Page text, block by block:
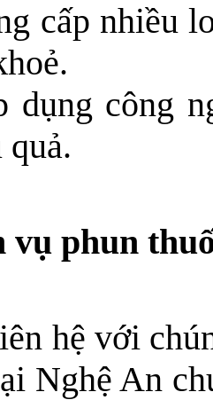
cấp nhiều
dụng công
vụ phun
hệ với
Nghệ An